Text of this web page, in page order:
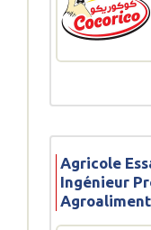
Agricole
Ingénieur